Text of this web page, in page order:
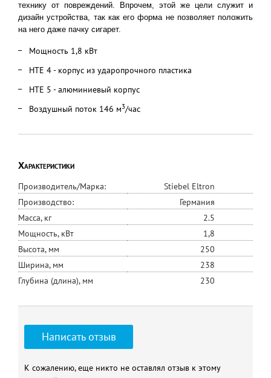
технику от повреждений. Впрочем, этой же цели служит и
дизайн устройства, так как его форма не позволяет положить
на него даже пачку сигарет.
Мощность 1,8 кВт
HTE 4 - корпус из ударопрочного пластика
HTE 5 - алюминиевый корпус
Воздушный поток 146 м3/час
Характеристики
Производитель/Марка:
Stiebel Eltron
Производство:
Германия
Масса, кг
2.5
Мощность, кВт
1,8
Высота, мм
250
Ширина, мм
238
Глубина (длина), мм
230
Написать отзыв
К сожалению, еще никто не оставлял отзыв к этому